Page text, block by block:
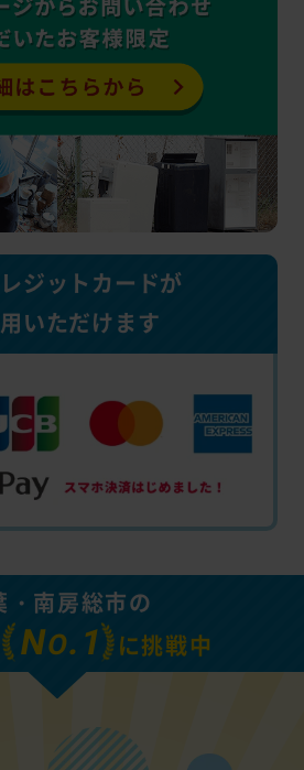
ジットカードが
いただけます
・南房総市の
NO.1 に挑戦中